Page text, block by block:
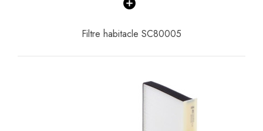
Filtre habitacle SC80005